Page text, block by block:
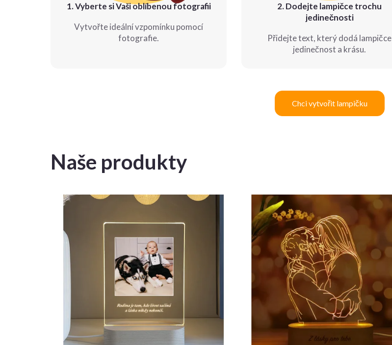
1. Vyberte si Vaši oblíbenou fotografii
Vytvořte ideální vzpomínku pomocí
fotografie.
2. Dodejte lampičce trochu
jedinečnosti
Přidejte text, který dodá lampičce
jedinečnost a krásu.
Chci vytvořit lampičku
Naše produkty